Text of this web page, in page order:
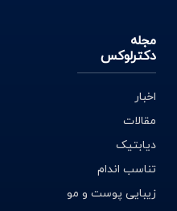
مجله
دکترلوکس
اخبار
مقالات
دیابتیک
تناسب اندام
زیبایی پوست و مو